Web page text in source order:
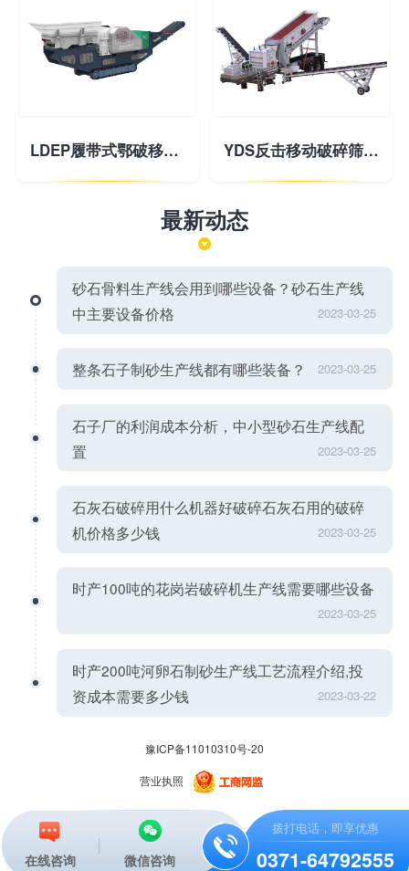
LDEP履带式鄂破移动破碎站 YDS反击移动破碎筛分站
最新动态
砂石骨料生产线会用到哪些设备？砂石生产线
中主要设备价格
2023-03-25
整条石子制砂生产线都有哪些装备？ 2023-03-25
石子厂的利润成本分析，中小型砂石生产线配
置
2023-03-25
石灰石破碎用什么机器好破碎石灰石用的破碎
机价格多少钱
2023-03-25
时产100吨的花岗岩破碎机生产线需要哪些设备
2023-03-25
时产200吨河卵石制砂生产线工艺流程介绍,投
资成本需要多少钱
2023-03-22
豫ICP备11010310号-20
营业执照
在线咨询 微信咨询
拨打电话，即享优惠
0371-64792555